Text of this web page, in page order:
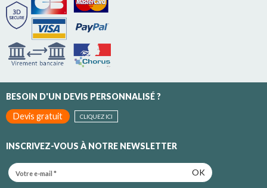
BESOIN D'UN DEVIS PERSONNALISÉ ?
Devis gratuit
CLIQUEZ ICI
INSCRIVEZ-VOUS À NOTRE NEWSLETTER
OK